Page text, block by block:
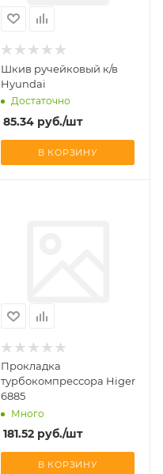
Шкив ручейковый к/в
Hyundai
Достаточно
85.34руб./шт
В КОРЗИНУ
Прокладка
турбокомпрессора Higer
6885
Много
181.52руб./шт
В КОРЗИНУ